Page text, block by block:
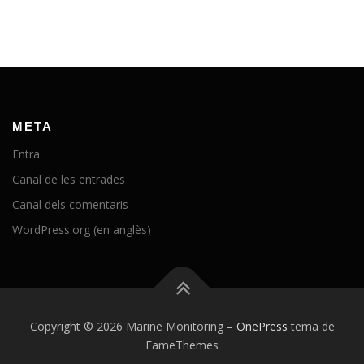
META
Entra
Canal de les entrades
Canal dels comentaris
WordPress.org (en anglès)
Copyright © 2026 Marine Monitoring – OnePress tema de
FameThemes